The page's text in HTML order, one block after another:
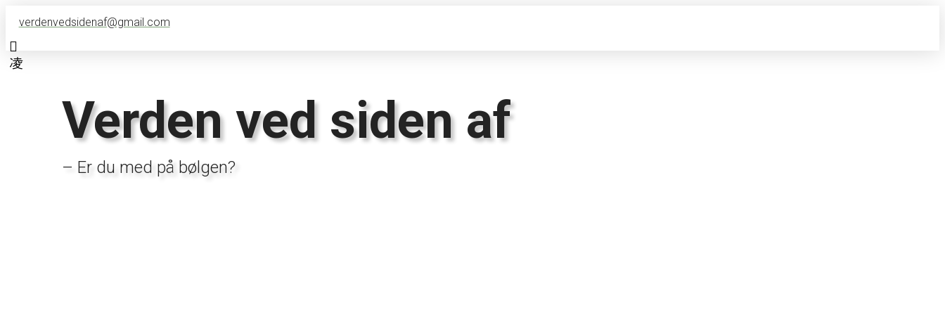
verdenvedsidenaf@gmail.com
Verden ved siden af
– Er du med på bølgen?